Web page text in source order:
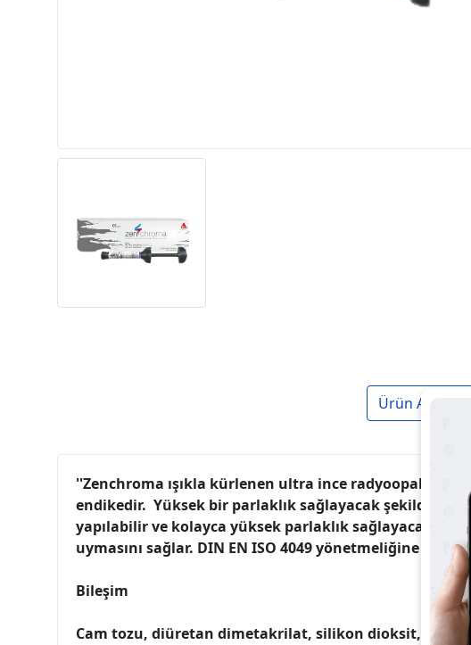
Ürün
''Zenchroma ışıkla kürlenen ultra ince radyoopak
endikedir. Yüksek bir parlaklık sağlayacak şekilde
yapılabilir ve kolayca yüksek parlaklık sağlayacak
uymasını sağlar. DIN EN ISO 4049 yönetmeliğine
Bileşim
Cam tozu, diüretan dimetakrilat, silikon dioksit, Bis-